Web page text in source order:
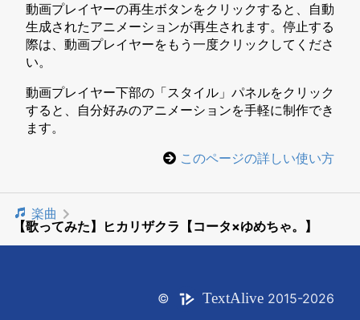
動画プレイヤーの再生ボタンをクリックすると、自動
生成されたアニメーションが再生されます。停止する
際は、動画プレイヤーをもう一度クリックしてくださ
い。
動画プレイヤー下部の「スタイル」パネルをクリック
すると、自分好みのアニメーションを手軽に制作でき
ます。
このページの詳しい使い方
楽曲
【歌ってみた】ヒカリザクラ【コータ×ゆめちゃ。】
© TextAlive 2015-2026